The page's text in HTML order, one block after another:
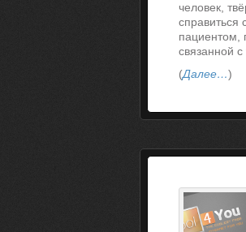
человек,
справиться
пациентом,
связанной с
(Далее…)